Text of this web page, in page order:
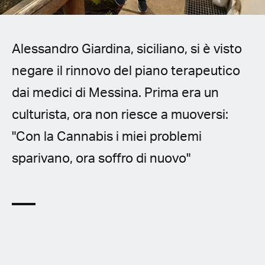
Czech
Polish
Alessandro Giardina, siciliano, si è visto
negare il rinnovo del piano terapeutico
dai medici di Messina. Prima era un
culturista, ora non riesce a muoversi:
"Con la Cannabis i miei problemi
sparivano, ora soffro di nuovo"